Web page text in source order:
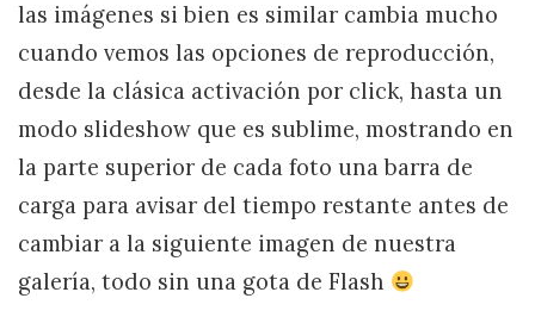
las imágenes si bien es similar cambia mucho
cuando vemos las opciones de reproducción,
desde la clásica activación por click, hasta un
modo slideshow que es sublime, mostrando en
la parte superior de cada foto una barra de
carga para avisar del tiempo restante antes de
cambiar a la siguiente imagen de nuestra
galería, todo sin una gota de Flash